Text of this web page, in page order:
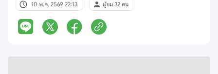
10 พ.ค. 2569 22:13 ผู้ชม 32 คน